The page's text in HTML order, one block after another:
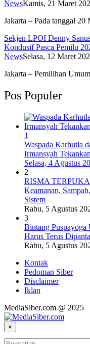
NewsKamis, 21 Maret
Jakarta – Pada tanggal
Sekjen LPOI Denny
Kondusif Pasca Pemilu
NewsSelasa, 12 Maret
Jakarta – Pemilihan
Pos Populer
1
Waspada Karhutla
Irmansyah
Selasa, 4 Agustus
2
RISMA
Keamanan,
Sistem
Rabu, 5 Agustus
3
Bintang Puspayoga
Harus Terus
Rabu, 5 Agustus
Kontak
Pedoman Siber
Disclaimer
Iklan
MediaSiber.com @ 2025
×